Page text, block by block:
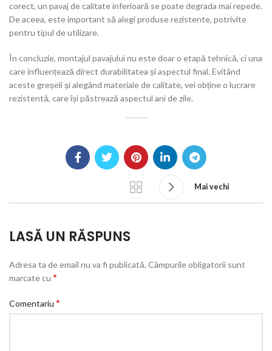
corect, un pavaj de calitate inferioară se poate degrada mai repede.
De aceea, este important să alegi produse rezistente, potrivite
pentru tipul de utilizare.
În concluzie, montajul pavajului nu este doar o etapă tehnică, ci una
care influențează direct durabilitatea și aspectul final. Evitând
aceste greșeli și alegând materiale de calitate, vei obține o lucrare
rezistentă, care își păstrează aspectul ani de zile.
Mai vechi
LASĂ UN RĂSPUNS
Adresa ta de email nu va fi publicată. Câmpurile obligatorii sunt
marcate cu *
Comentariu *